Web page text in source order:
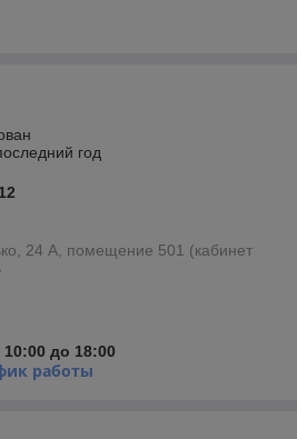
год
24 А, помещение 501 (кабинет
до 18:00
работы